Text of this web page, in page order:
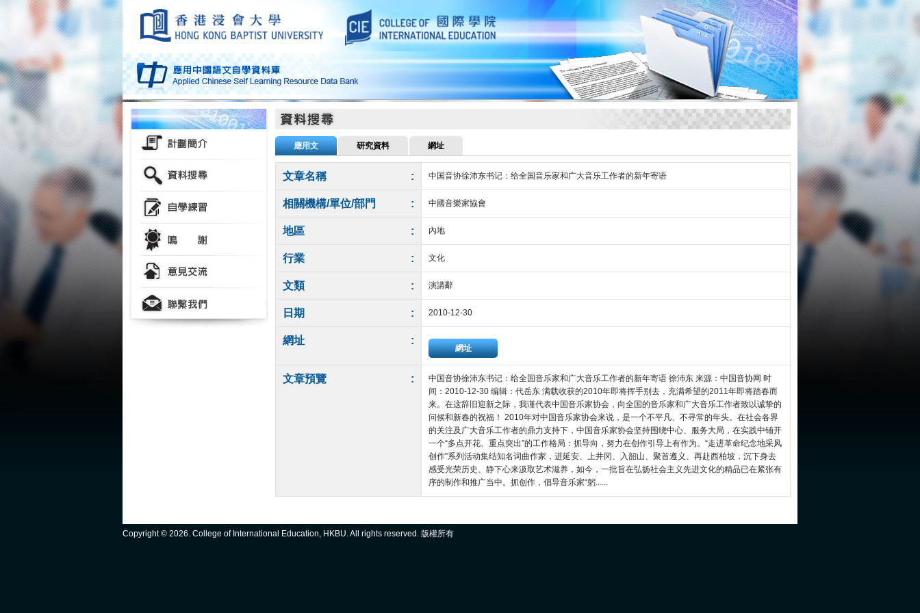
應用文 研究資料 網址
文章名稱 : 中国音协徐沛东书记：给全国音乐家和广大音乐工作者的新年寄语
相關機構/單位/部門 : 中國音樂家協會
地區 : 內地
行業 : 文化
文類 : 演講辭
日期 : 2010-12-30
網址 :
網址
文章預覽 :
中国音协徐沛东书记：给全国音乐家和广大音乐工作者的新年寄语 徐沛东 来源：中国音协网 时
间：2010-12-30 编辑：代岳东 满载收获的2010年即将挥手别去，充满希望的2011年即将踏春而
来。在这辞旧迎新之际，我谨代表中国音乐家协会，向全国的音乐家和广大音乐工作者致以诚挚的
问候和新春的祝福！ 2010年对中国音乐家协会来说，是一个不平凡、不寻常的年头。在社会各界
的关注及广大音乐工作者的鼎力支持下，中国音乐家协会坚持围绕中心、服务大局，在实践中铺开
一个“多点开花、重点突出”的工作格局：抓导向，努力在创作引导上有作为。“走进革命纪念地采风
创作”系列活动集结知名词曲作家，进延安、上井冈、入韶山、聚首遵义、再赴西柏坡，沉下身去
感受光荣历史、静下心来汲取艺术滋养，如今，一批旨在弘扬社会主义先进文化的精品已在紧张有
序的制作和推广当中。抓创作，倡导音乐家“躬......
Copyright © 2026. College of International Education, HKBU. All rights reserved. 版權所有